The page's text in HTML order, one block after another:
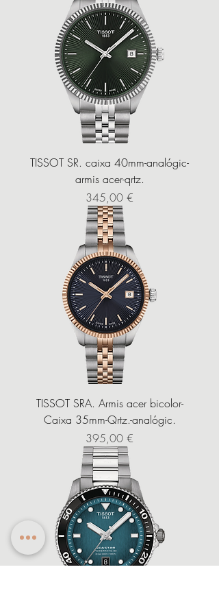
TISSOT SR. caixa 40mm-analógic-
armis acer-qrtz.
Precio
345,00 €
TISSOT SRA. Armis acer bicolor-
Caixa 35mm-Qrtz.-analógic.
Precio
395,00 €